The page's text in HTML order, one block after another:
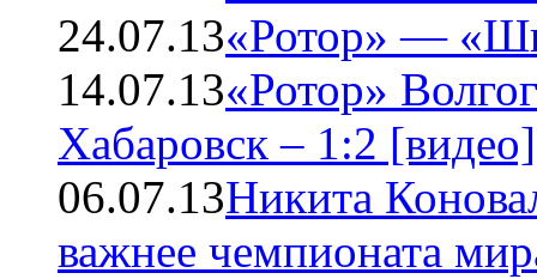
24.07.13«Ротор» —
14.07.13«Ротор»
Хабаровск – 1:2 [видео]
06.07.13Никита
важнее чемпионата